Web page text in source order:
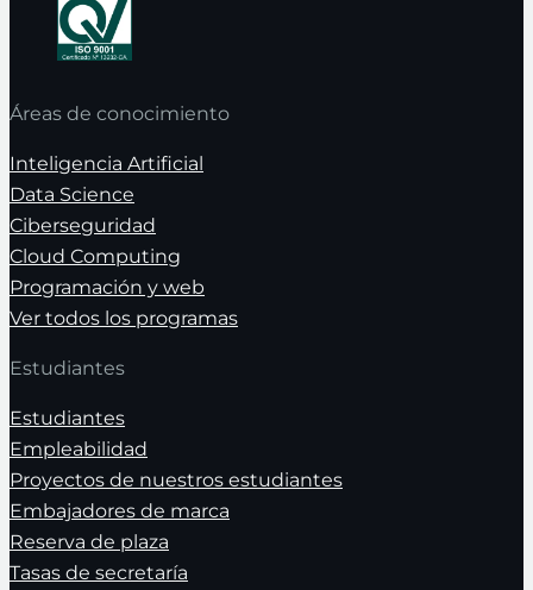
Áreas de conocimiento
Inteligencia Artificial
Data Science
Ciberseguridad
Cloud Computing
Programación y web
Ver todos los programas
Estudiantes
Estudiantes
Empleabilidad
Proyectos de nuestros estudiantes
Embajadores de marca
Reserva de plaza
Tasas de secretaría